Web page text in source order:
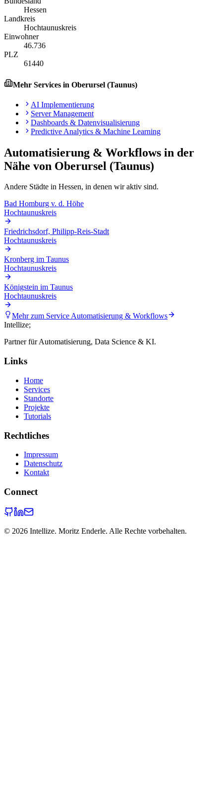
Hessen
Landkreis
Hochtaunuskreis
Einwohner
46.736
PLZ
61440
Mehr Services in Oberursel (Taunus)
AI Implementierung
Server Management
Dashboards & Datenvisualisierung
Predictive Analytics & Machine Learning
Automatisierung & Workflows in der
Nähe von Oberursel (Taunus)
Andere Städte in Hessen, in denen wir aktiv sind.
Bad Homburg v. d. Höhe
Hochtaunuskreis
Friedrichsdorf, Philipp-Reis-Stadt
Hochtaunuskreis
Kronberg im Taunus
Hochtaunuskreis
Königstein im Taunus
Hochtaunuskreis
Mehr zum ServiceAutomatisierung & Workflows
Intellize;
Partner für Automatisierung, Data Science & KI.
Links
Home
Services
Standorte
Projekte
Tutorials
Rechtliches
Impressum
Datenschutz
Kontakt
Connect
© 2026 Intellize. Moritz Enderle. Alle Rechte vorbehalten.